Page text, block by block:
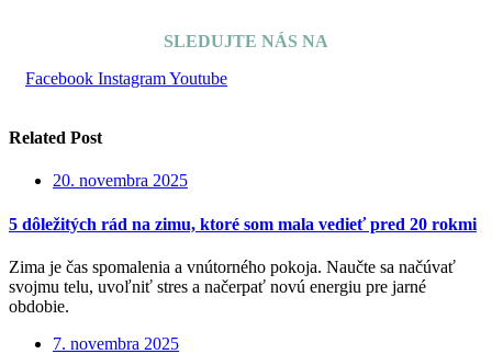
SLEDUJTE NÁS NA
Facebook InstagramYoutube
Related Post
20. novembra 2025
5 dôležitých rád na zimu, ktoré som mala vedieť pred 20 rokmi
Zima je čas spomalenia a vnútorného pokoja. Naučte sa načúvať
svojmu telu, uvoľniť stres a načerpať novú energiu pre jarné
obdobie.
7. novembra 2025